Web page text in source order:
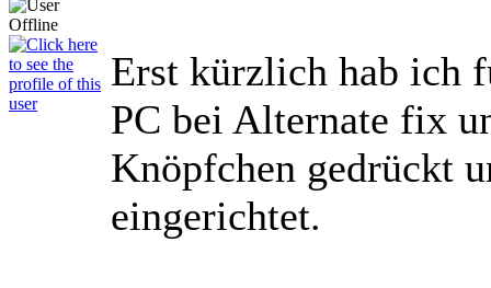
Erst kürzlich hab ich
PC bei Alternate fix
Knöpfchen gedrückt
eingerichtet.